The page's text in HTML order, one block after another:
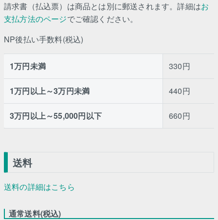
請求書（払込票）は商品とは別に郵送されます。詳細はお
支払方法のページでご確認ください。
NP後払い手数料(税込)
1万円未満 330円
1万円以上～3万円未満 440円
3万円以上～55,000円以下 660円
送料
送料の詳細はこちら
通常送料(税込)